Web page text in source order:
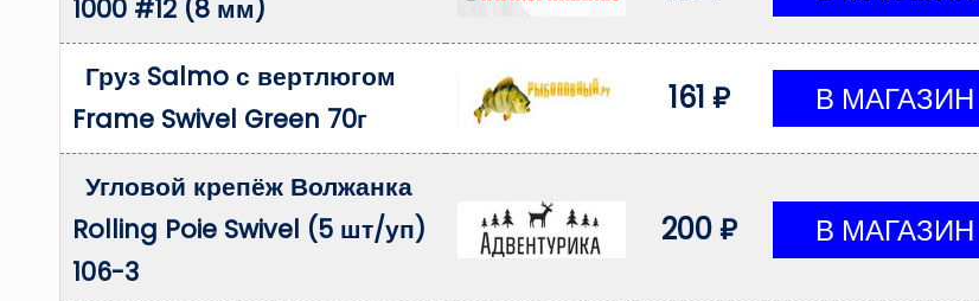
1000 #12 (8 мм)
Груз Salmo с вертлюгом
Frame Swivel Green 70г
161 ₽
Угловой крепёж Волжанка
Rolling Poie Swivel (5 шт/уп)
106-3
200 ₽